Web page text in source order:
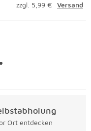
zzgl. 5,99 €
Versand
Ort entdecken